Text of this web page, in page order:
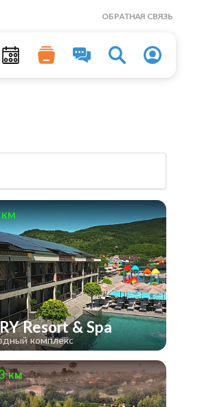
ОБРАТНАЯ СВЯЗЬ
Resort & Spa
комплекс
км